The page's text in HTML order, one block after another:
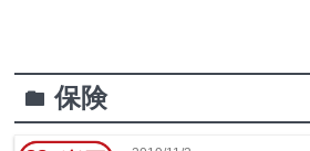
folder保険